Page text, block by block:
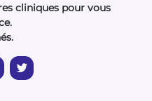
cliniques pour vous